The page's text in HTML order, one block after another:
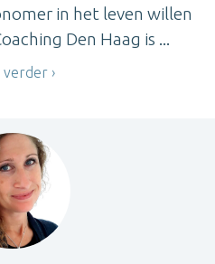
in het leven willen
Den Haag is ...
verder